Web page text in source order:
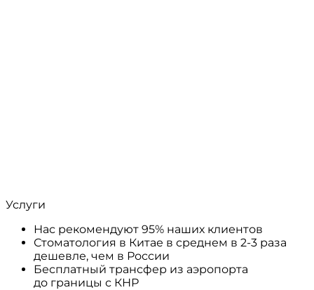
Услуги
Нас рекомендуют 95% наших клиентов
Стоматология в Китае в среднем в 2-3 раза
дешевле, чем в России
Бесплатный трансфер из аэропорта
до границы с КНР